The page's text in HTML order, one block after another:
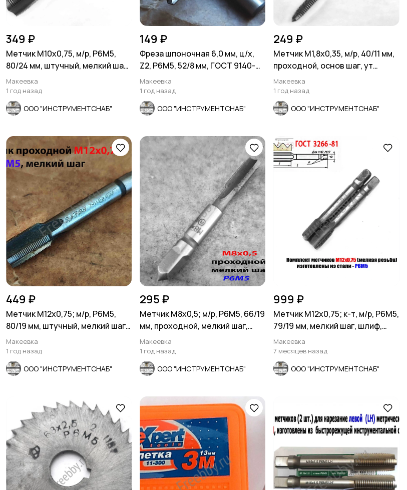
349 ₽
Метчик М10х0,75, м/р, Р6М5,
80/24 мм, штучный, мелкий шаг,
шлиф, СССР.
Макеевка
1 год назад
ООО "ИНСТРУМЕНТСНАБ"
149 ₽
Фреза шпоночная 6,0 мм, ц/х,
Z2, Р6М5, 52/8 мм, ГОСТ 9140-
78.
Макеевка
1 год назад
ООО "ИНСТРУМЕНТСНАБ"
249 ₽
Метчик М1,8х0,35, м/р, 40/11 мм,
проходной, основ шаг, ут
хвост, СССР.
Макеевка
1 год назад
ООО "ИНСТРУМЕНТСНАБ"
449 ₽
Метчик М12х0,75; м/р, Р6М5,
80/19 мм, штучный, мелкий шаг,
шлифов.
Макеевка
1 год назад
ООО "ИНСТРУМЕНТСНАБ"
295 ₽
Метчик М8х0,5; м/р, Р6М5, 66/19
мм, проходной, мелкий шаг,
шлифов.
Макеевка
1 год назад
ООО "ИНСТРУМЕНТСНАБ"
999 ₽
Метчик М12х0,75; к-т, м/р, Р6М5,
79/19 мм, мелкий шаг, шлиф,
СССР.
Макеевка
7 месяцев назад
ООО "ИНСТРУМЕНТСНАБ"